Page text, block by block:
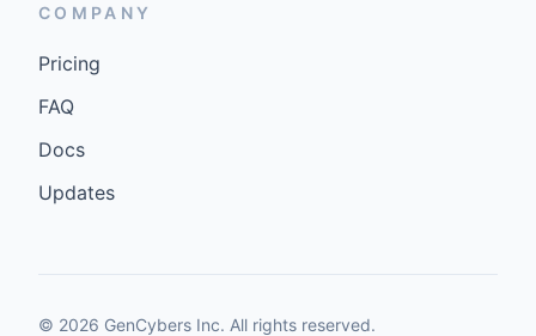
COMPANY
Pricing
FAQ
Docs
Updates
© 2026 GenCybers Inc. All rights reserved.